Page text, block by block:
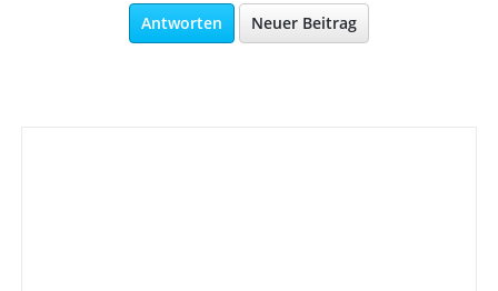
Antworten Neuer Beitrag